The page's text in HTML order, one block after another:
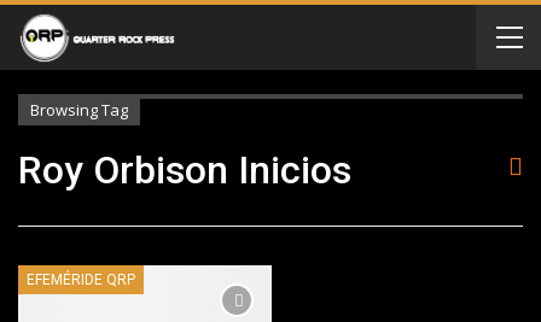
Browsing Tag
Roy Orbison Inicios
EFEMÉRIDE QRP